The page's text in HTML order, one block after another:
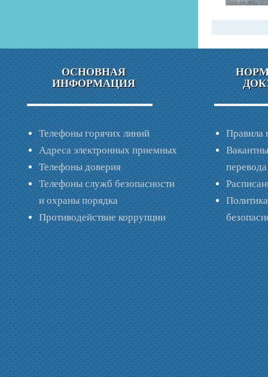
ОСНОВНАЯ
ИНФОРМАЦИЯ
Телефоны горячих линий
Адреса электронных приемных
Телефоны доверия
Телефоны служб безопасности
и охраны порядка
Противодействие коррупции
Правила
перевода